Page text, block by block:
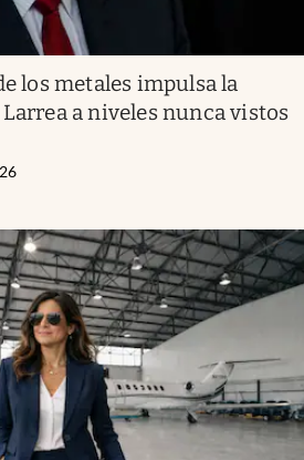
los metales impulsa la
a niveles nunca vistos